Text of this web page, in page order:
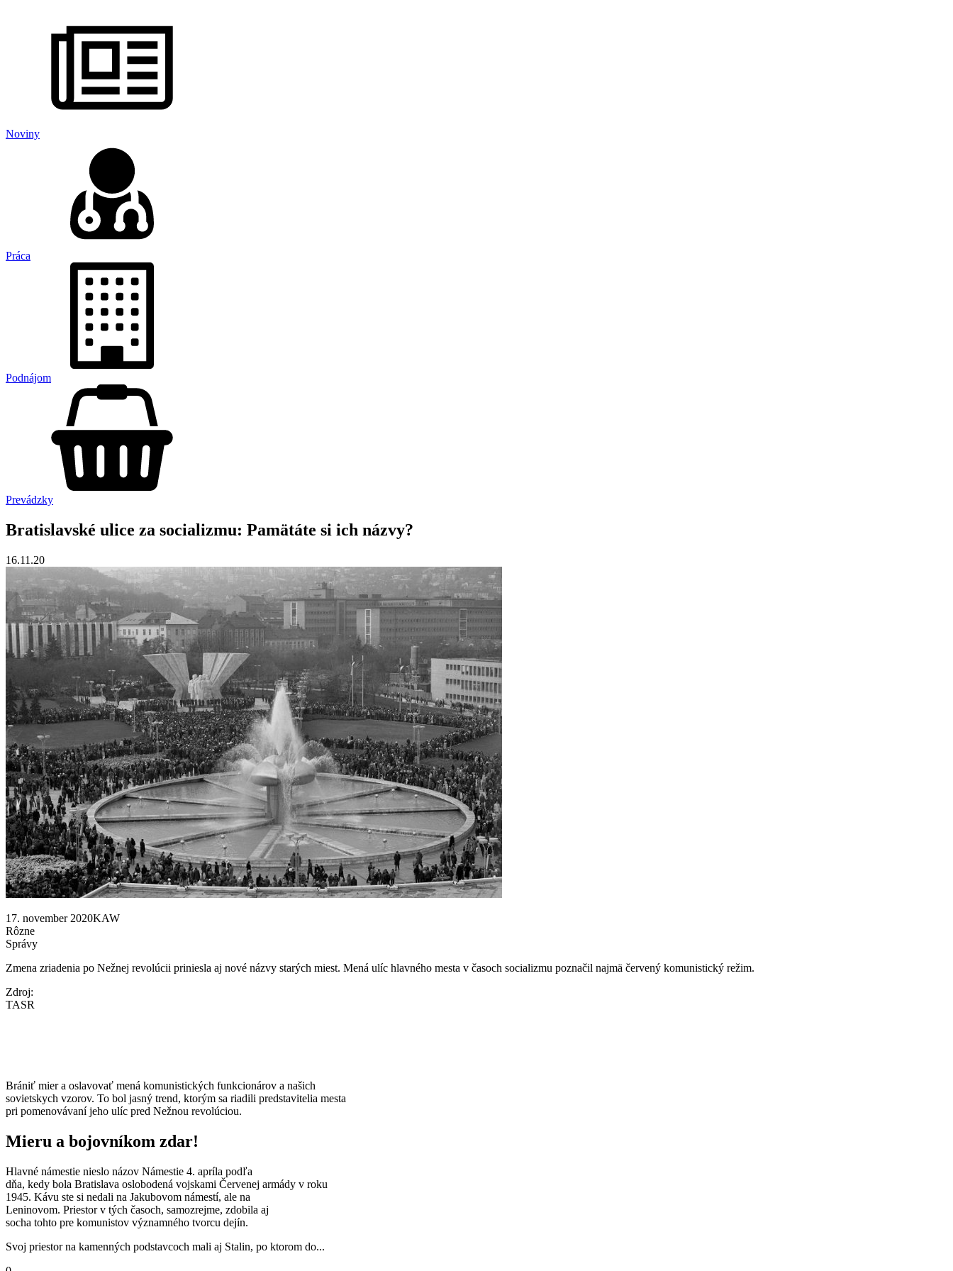
Noviny
Práca
Podnájom
Prevádzky
Bratislavské ulice za socializmu: Pamätáte si ich názvy?
16.11.20
17. november 2020KAW
Rôzne
Správy
Zmena zriadenia po Nežnej revolúcii priniesla aj nové názvy starých miest. Mená ulíc hlavného mesta v časoch socializmu poznačil najmä červený komunistický režim.
Zdroj:
TASR
Brániť mier a oslavovať mená komunistických funkcionárov a našich
sovietskych vzorov. To bol jasný trend, ktorým sa riadili predstavitelia mesta
pri pomenovávaní jeho ulíc pred Nežnou revolúciou.
Mieru a bojovníkom zdar!
Hlavné námestie nieslo názov Námestie 4. apríla podľa
dňa, kedy bola Bratislava oslobodená vojskami Červenej armády v roku
1945. Kávu ste si nedali na Jakubovom námestí, ale na
Leninovom. Priestor v tých časoch, samozrejme, zdobila aj
socha tohto pre komunistov významného tvorcu dejín.
Svoj priestor na kamenných podstavcoch mali aj Stalin, po ktorom do...